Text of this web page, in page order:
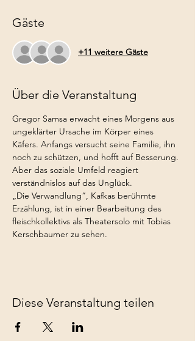
Gäste
+11 weitere Gäste
Über die Veranstaltung
Gregor Samsa erwacht eines Morgens aus
ungeklärter Ursache im Körper eines
Käfers. Anfangs versucht seine Familie, ihn
noch zu schützen, und hofft auf Besserung.
Aber das soziale Umfeld reagiert
verständnislos auf das Unglück.
„Die Verwandlung“, Kafkas berühmte
Erzählung, ist in einer Bearbeitung des
fleischkollektivs als Theatersolo mit Tobias
Kerschbaumer zu sehen.
Diese Veranstaltung teilen